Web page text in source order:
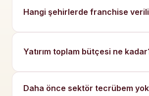
Hangi şehirlerde franchise
Yatırım toplam bütçesi ne
Daha önce sektör tecrübem